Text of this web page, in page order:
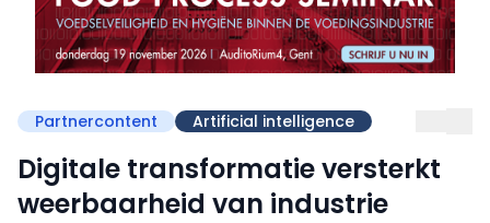
Partnercontent Artificial intelligence
Digitale transformatie versterkt
weerbaarheid van industrie